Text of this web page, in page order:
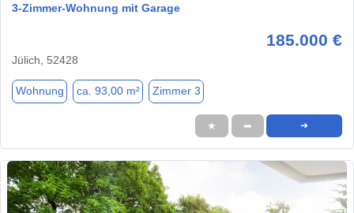
3-Zimmer-Wohnung mit Garage
185.000 €
Jülich, 52428
Wohnung ca. 93,00 m² Zimmer 3
★ ➦ ➜